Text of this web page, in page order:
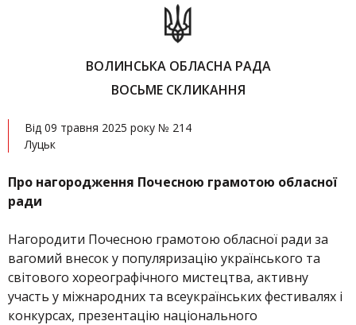
ВОЛИНСЬКА ОБЛАСНА РАДА
ВОСЬМЕ СКЛИКАННЯ
Від 09 травня 2025 року № 214
Луцьк
Про нагородження Почесною грамотою обласної
ради
Нагородити Почесною грамотою обласної ради за
вагомий внесок у популяризацію українського та
світового хореографічного мистецтва, активну
участь у міжнародних та всеукраїнських фестивалях і
конкурсах, презентацію національного